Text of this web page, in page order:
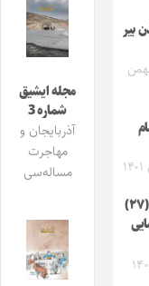
بیر
۱۷ بهمن
قیسا شعرلر (۲۷)
مجله ایشیق
شماره 3
آذربایجان و
مهاجرت
مساله‌سی